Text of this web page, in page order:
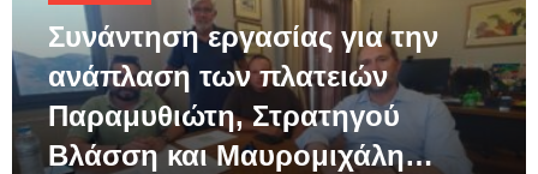
Συνάντηση εργασίας για την
ανάπλαση των πλατειών
Παραμυθιώτη, Στρατηγού
Βλάσση και Μαυρομιχάλη…